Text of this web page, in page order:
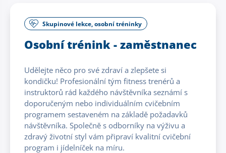
Skupinové lekce, osobní tréninky
Osobní trénink - zaměstnanec
Udělejte něco pro své zdraví a zlepšete si
kondičku! Profesionální tým fitness trenérů a
instruktorů rád každého návštěvníka seznámí s
doporučeným nebo individuálním cvičebním
programem sestaveném na základě požadavků
návštěvníka. Společně s odborníky na výživu a
zdravý životní styl vám připraví kvalitní cvičební
program i jídelníček na míru.